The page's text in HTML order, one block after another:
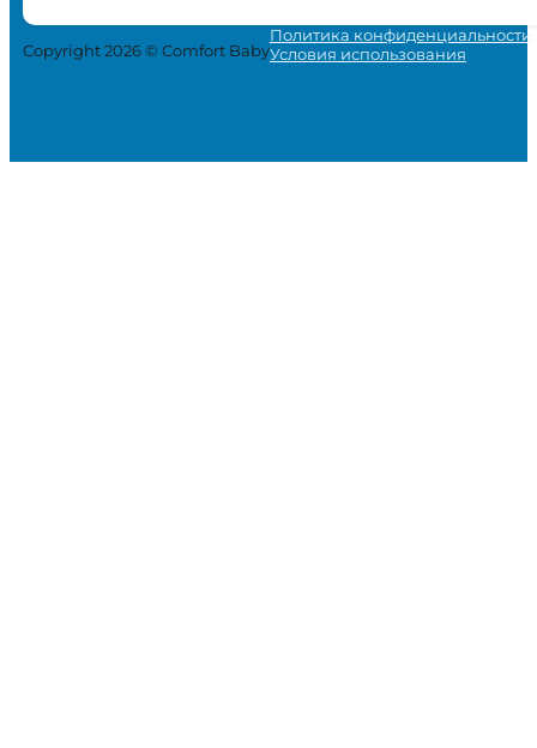
Copyright 2026 © Comfort Baby
Политика конфиденциальности
Условия использования